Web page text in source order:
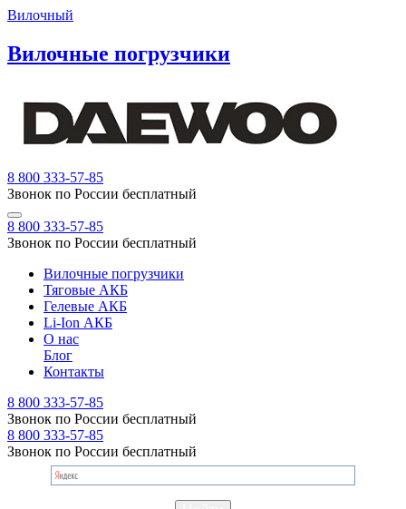
Вилочный
Вилочные погрузчики
8 800 333-57-85
Звонок по России бесплатный
8 800 333-57-85
Звонок по России бесплатный
Вилочные погрузчики
Тяговые АКБ
Гелевые АКБ
Li-Ion АКБ
О нас
Блог
Контакты
8 800 333-57-85
Звонок по России бесплатный
8 800 333-57-85
Звонок по России бесплатный